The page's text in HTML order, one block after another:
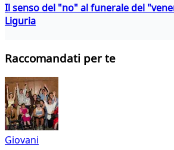
Il senso del "no" al funerale del
Liguria
Raccomandati per te
Giovani